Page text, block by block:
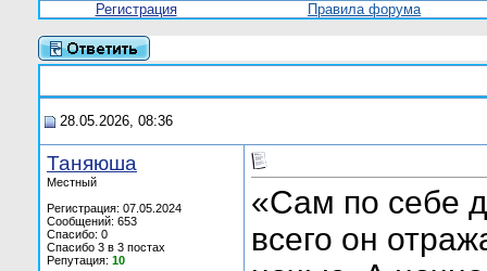
Регистрация
Правила форума
28.05.2026, 08:36
Таняюша
Местный
Регистрация: 07.05.2024
Сообщений: 653
Спасибо: 0
Спасибо 3 в 3 постах
Репутация: 10
«Сам по себе
всего он